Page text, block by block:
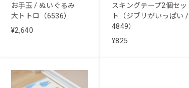
お手玉 / ぬいぐるみ
大トトロ（6536）
¥2,640
スキングテープ2個セッ
ト（ジブリがいっぱい /
4849）
¥825